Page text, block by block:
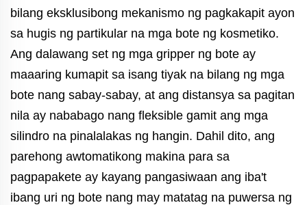
bilang eksklusibong mekanismo ng pagkakapit ayon
sa hugis ng partikular na mga bote ng kosmetiko.
Ang dalawang set ng mga gripper ng bote ay
maaaring kumapit sa isang tiyak na bilang ng mga
bote nang sabay-sabay, at ang distansya sa pagitan
nila ay nababago nang fleksible gamit ang mga
silindro na pinalalakas ng hangin. Dahil dito, ang
parehong awtomatikong makina para sa
pagpapakete ay kayang pangasiwaan ang iba't
ibang uri ng bote nang may matatag na puwersa ng